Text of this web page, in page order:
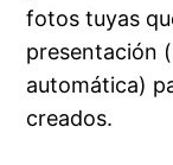
fotos tuyas
presentación
automática)
creados.